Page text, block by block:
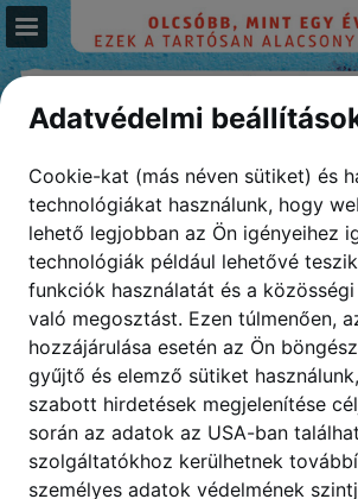
aldi.hu
Letöltés PDF
Keresés
Adatvédelmi irányelvek megtekintése
Adatvédelmi
Cookie-kat (más néven sütiket) és
technológiákat használunk, hogy
lehető legjobban az Ön igényeihez
technológiák például lehetővé
funkciók használatát és a
való megosztást. Ezen túlmenően,
hozzájárulása esetén az Ön
gyűjtő és elemző sütiket
szabott hirdetések megjelenítése
során az adatok az USA-ban
szolgáltatókhoz kerülhetnek
személyes adatok védelmének